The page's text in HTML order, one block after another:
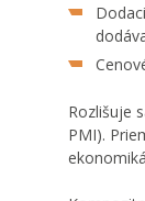
Rozlišuje
PMI).